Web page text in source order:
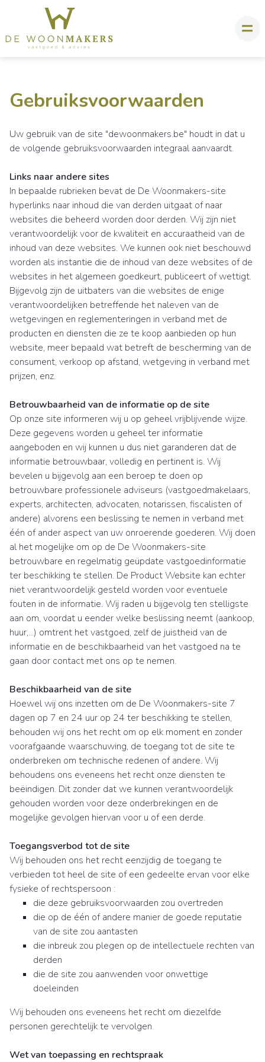
Gebruiksvoorwaarden
Uw gebruik van de site "dewoonmakers.be" houdt in dat u
de volgende gebruiksvoorwaarden integraal aanvaardt.
Links naar andere sites
In bepaalde rubrieken bevat de De Woonmakers-site
hyperlinks naar inhoud die van derden uitgaat of naar
websites die beheerd worden door derden. Wij zijn niet
verantwoordelijk voor de kwaliteit en accuraatheid van de
inhoud van deze websites. We kunnen ook niet beschouwd
worden als instantie die de inhoud van deze websites of de
websites in het algemeen goedkeurt, publiceert of wettigt.
Bijgevolg zijn de uitbaters van die websites de enige
verantwoordelijken betreffende het naleven van de
wetgevingen en reglementeringen in verband met de
producten en diensten die ze te koop aanbieden op hun
website, meer bepaald wat betreft de bescherming van de
consument, verkoop op afstand, wetgeving in verband met
prijzen, enz.
Betrouwbaarheid van de informatie op de site
Op onze site informeren wij u op geheel vrijblijvende wijze.
Deze gegevens worden u geheel ter informatie
aangeboden en wij kunnen u dus niet garanderen dat de
informatie betrouwbaar, volledig en pertinent is. Wij
bevelen u bijgevolg aan een beroep te doen op
betrouwbare professionele adviseurs (vastgoedmakelaars,
experts, architecten, advocaten, notarissen, fiscalisten of
andere) alvorens een beslissing te nemen in verband met
één of ander aspect van uw onroerende goederen. Wij doen
al het mogelijke om op de De Woonmakers-site
betrouwbare en regelmatig geüpdate vastgoedinformatie
ter beschikking te stellen. De Product Website kan echter
niet verantwoordelijk gesteld worden voor eventuele
fouten in de informatie. Wij raden u bijgevolg ten stelligste
aan om, voordat u eender welke beslissing neemt (aankoop,
huur,...) omtrent het vastgoed, zelf de juistheid van de
informatie en de beschikbaarheid van het vastgoed na te
gaan door contact met ons op te nemen.
Beschikbaarheid van de site
Hoewel wij ons inzetten om de De Woonmakers-site 7
dagen op 7 en 24 uur op 24 ter beschikking te stellen,
behouden wij ons het recht om op elk moment en zonder
voorafgaande waarschuwing, de toegang tot de site te
onderbreken om technische redenen of andere. Wij
behoudens ons eveneens het recht onze diensten te
beëindigen. Dit zonder dat we kunnen verantwoordelijk
gehouden worden voor deze onderbrekingen en de
mogelijke gevolgen hiervan voor u of een derde.
Toegangsverbod tot de site
Wij behouden ons het recht eenzijdig de toegang te
verbieden tot heel de site of een gedeelte ervan voor elke
fysieke of rechtspersoon :
die deze gebruiksvoorwaarden zou overtreden
die op de één of andere manier de goede reputatie
van de site zou aantasten
die inbreuk zou plegen op de intellectuele rechten van
derden
die de site zou aanwenden voor onwettige
doeleinden
Wij behouden ons eveneens het recht om diezelfde
personen gerechtelijk te vervolgen.
Wet van toepassing en rechtspraak